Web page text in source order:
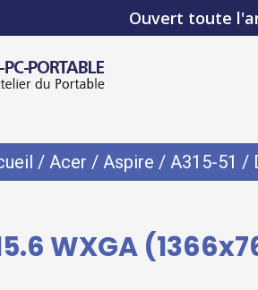
Ouvert toute
/ Acer / Aspire / A315-51 /
WXGA